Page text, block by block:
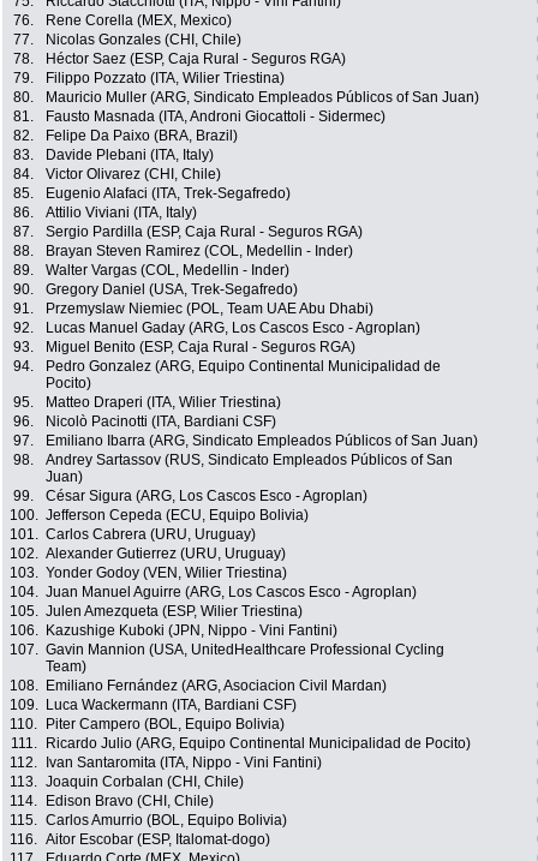
76.
Rene Corella (MEX, Mexico)
77.
Nicolas Gonzales (CHI, Chile)
78.
Héctor Saez (ESP, Caja Rural - Seguros RGA)
79.
Filippo Pozzato (ITA, Wilier Triestina)
80.
Mauricio Muller (ARG, Sindicato Empleados Públicos of San Juan)
81.
Fausto Masnada (ITA, Androni Giocattoli - Sidermec)
82.
Felipe Da Paixo (BRA, Brazil)
83.
Davide Plebani (ITA, Italy)
84.
Victor Olivarez (CHI, Chile)
85.
Eugenio Alafaci (ITA, Trek-Segafredo)
86.
Attilio Viviani (ITA, Italy)
87.
Sergio Pardilla (ESP, Caja Rural - Seguros RGA)
88.
Brayan Steven Ramirez (COL, Medellin - Inder)
89.
Walter Vargas (COL, Medellin - Inder)
90.
Gregory Daniel (USA, Trek-Segafredo)
91.
Przemyslaw Niemiec (POL, Team UAE Abu Dhabi)
92.
Lucas Manuel Gaday (ARG, Los Cascos Esco - Agroplan)
93.
Miguel Benito (ESP, Caja Rural - Seguros RGA)
94.
Pedro Gonzalez (ARG, Equipo Continental Municipalidad de
Pocito)
95. Matteo Draperi (ITA, Wilier Triestina)
96.
Nicolò Pacinotti (ITA, Bardiani CSF)
97.
Emiliano Ibarra (ARG, Sindicato Empleados Públicos of San Juan)
98.
Andrey Sartassov (RUS, Sindicato Empleados Públicos of San
Juan)
99. César Sigura (ARG, Los Cascos Esco - Agroplan)
100. Jefferson Cepeda (ECU, Equipo Bolivia)
101. Carlos Cabrera (URU, Uruguay)
102. Alexander Gutierrez (URU, Uruguay)
103. Yonder Godoy (VEN, Wilier Triestina)
104. Juan Manuel Aguirre (ARG, Los Cascos Esco - Agroplan)
105. Julen Amezqueta (ESP, Wilier Triestina)
106.
Kazushige Kuboki (JPN, Nippo - Vini Fantini)
107. Gavin Mannion (USA, UnitedHealthcare Professional Cycling
Team)
108. Emiliano Fernández (ARG, Asociacion Civil Mardan)
109.
Luca Wackermann (ITA, Bardiani CSF)
110.
Piter Campero (BOL, Equipo Bolivia)
111.
Ricardo Julio (ARG, Equipo Continental Municipalidad de Pocito)
112.
Ivan Santaromita (ITA, Nippo - Vini Fantini)
113. Joaquin Corbalan (CHI, Chile)
114.
Edison Bravo (CHI, Chile)
115. Carlos Amurrio (BOL, Equipo Bolivia)
116. Aitor Escobar (ESP, Italomat-dogo)